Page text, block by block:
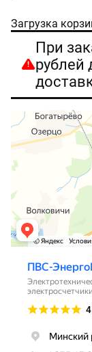
Загрузка
При
рублей